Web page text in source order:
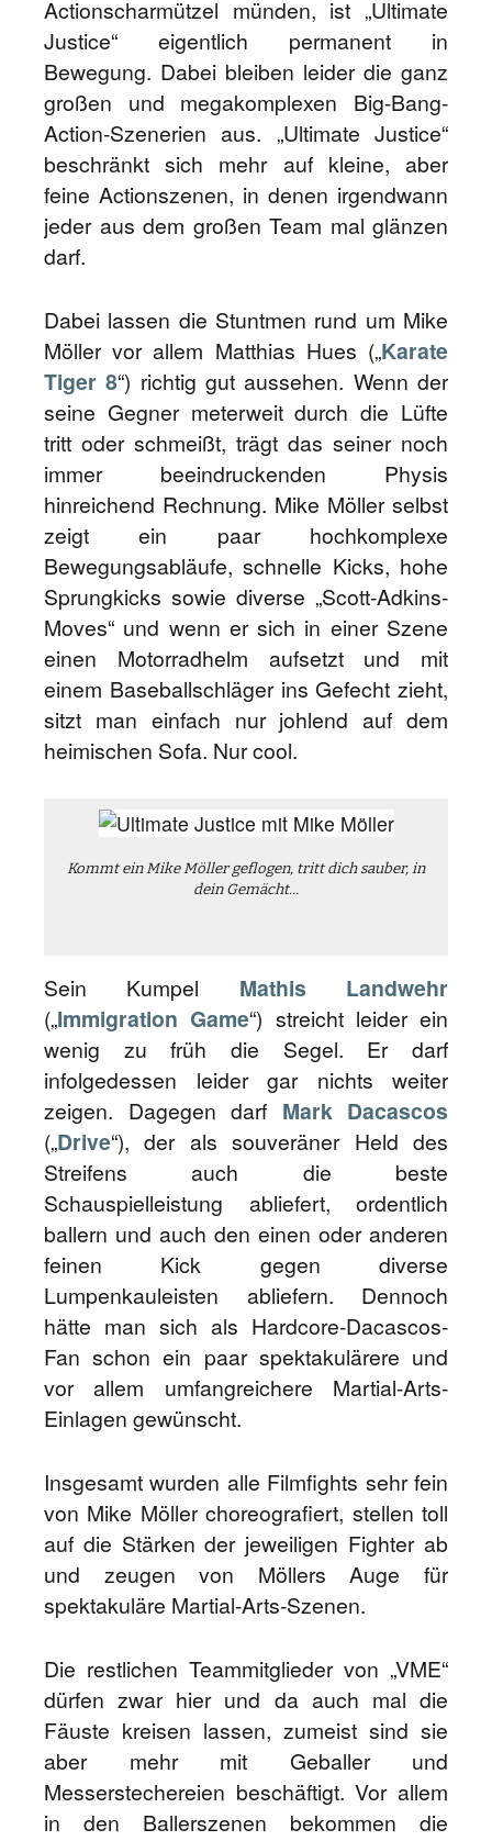
Actionscharmützel münden, ist „Ultimate
Justice“ eigentlich permanent in
Bewegung. Dabei bleiben leider die ganz
großen und megakomplexen Big-Bang-
Action-Szenerien aus. „Ultimate Justice“
beschränkt sich mehr auf kleine, aber
feine Actionszenen, in denen irgendwann
jeder aus dem großen Team mal glänzen
darf.
Dabei lassen die Stuntmen rund um Mike
Möller vor allem Matthias Hues („Karate
Tiger 8“) richtig gut aussehen. Wenn der
seine Gegner meterweit durch die Lüfte
tritt oder schmeißt, trägt das seiner noch
immer beeindruckenden Physis
hinreichend Rechnung. Mike Möller selbst
zeigt ein paar hochkomplexe
Bewegungsabläufe, schnelle Kicks, hohe
Sprungkicks sowie diverse „Scott-Adkins-
Moves“ und wenn er sich in einer Szene
einen Motorradhelm aufsetzt und mit
einem Baseballschläger ins Gefecht zieht,
sitzt man einfach nur johlend auf dem
heimischen Sofa. Nur cool.
Kommt ein Mike Möller geflogen, tritt dich sauber, in
dein Gemächt…
Sein Kumpel Mathis Landwehr
(„Immigration Game“) streicht leider ein
wenig zu früh die Segel. Er darf
infolgedessen leider gar nichts weiter
zeigen. Dagegen darf Mark Dacascos
(„Drive“), der als souveräner Held des
Streifens auch die beste
Schauspielleistung abliefert, ordentlich
ballern und auch den einen oder anderen
feinen Kick gegen diverse
Lumpenkauleisten abliefern. Dennoch
hätte man sich als Hardcore-Dacascos-
Fan schon ein paar spektakulärere und
vor allem umfangreichere Martial-Arts-
Einlagen gewünscht.
Insgesamt wurden alle Filmfights sehr fein
von Mike Möller choreografiert, stellen toll
auf die Stärken der jeweiligen Fighter ab
und zeugen von Möllers Auge für
spektakuläre Martial-Arts-Szenen.
Die restlichen Teammitglieder von „VME“
dürfen zwar hier und da auch mal die
Fäuste kreisen lassen, zumeist sind sie
aber mehr mit Geballer und
Messerstechereien beschäftigt. Vor allem
in den Ballerszenen bekommen die